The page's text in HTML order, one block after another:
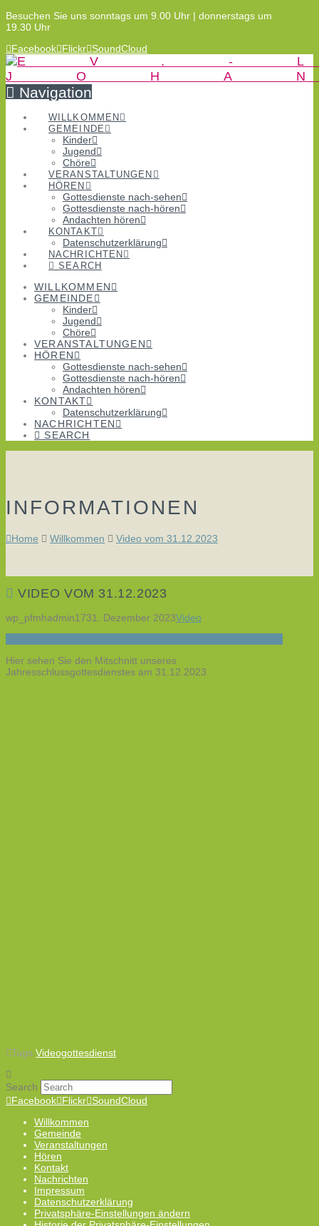
Besuchen Sie uns sonntags um 9.00 Uhr | donnerstags um
19.30 Uhr
Facebook Flickr SoundCloud
Navigation
WILLKOMMEN
GEMEINDE
Kinder
Jugend
Chöre
VERANSTALTUNGEN
HÖREN
Gottesdienste nach-sehen
Gottesdienste nach-hören
Andachten hören
KONTAKT
Datenschutzerklärung
NACHRICHTEN
SEARCH
WILLKOMMEN
GEMEINDE
Kinder
Jugend
Chöre
VERANSTALTUNGEN
HÖREN
Gottesdienste nach-sehen
Gottesdienste nach-hören
Andachten hören
KONTAKT
Datenschutzerklärung
NACHRICHTEN
SEARCH
INFORMATIONEN
Home Willkommen Video vom 31.12.2023
VIDEO VOM 31.12.2023
wp_pfmhadmin1731. Dezember 2023Video
Hier sehen Sie den Mitschnitt unseres
Jahresschlussgottesdienstes am 31.12.2023.
Tags:Videogottesdienst
Search
Facebook Flickr SoundCloud
Willkommen
Gemeinde
Veranstaltungen
Hören
Kontakt
Nachrichten
Impressum
Datenschutzerklärung
Privatsphäre-Einstellungen ändern